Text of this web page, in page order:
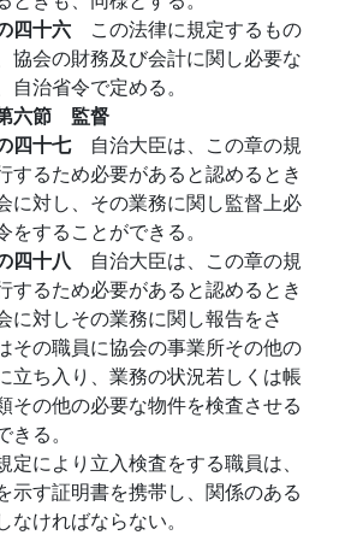
四十六 この法律に規定するもの
協会の財務及び会計に関し必要な
自治省令で定める。
六節 監督
四十七 自治大臣は、この章の規
するため必要があると認めるとき
に対し、その業務に関し監督上必
をすることができる。
四十八 自治大臣は、この章の規
するため必要があると認めるとき
に対しその業務に関し報告をさ
その職員に協会の事業所その他の
立ち入り、業務の状況若しくは帳
その他の必要な物件を検査させる
きる。
定により立入検査をする職員は、
示す証明書を携帯し、関係のある
なければならない。